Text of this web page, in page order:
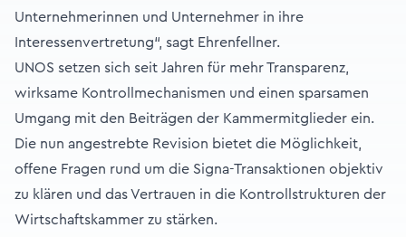
Unternehmerinnen und Unternehmer in ihre
Interessenvertretung“, sagt Ehrenfellner.
UNOS setzen sich seit Jahren für mehr Transparenz,
wirksame Kontrollmechanismen und einen sparsamen
Umgang mit den Beiträgen der Kammermitglieder ein.
Die nun angestrebte Revision bietet die Möglichkeit,
offene Fragen rund um die Signa-Transaktionen objektiv
zu klären und das Vertrauen in die Kontrollstrukturen der
Wirtschaftskammer zu stärken.